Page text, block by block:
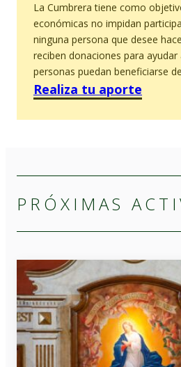
La Cumbrera tiene como
económicas no impidan
ninguna persona que desee
reciben donaciones para
personas puedan beneficiarse
Realiza tu aporte
PRÓXIMAS